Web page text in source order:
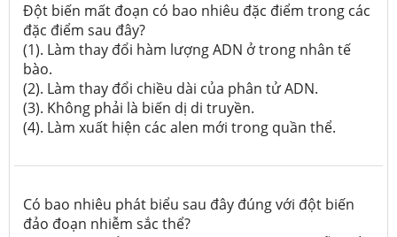
Đột biến mất đoạn có bao nhiêu đặc điểm trong các
đặc điểm sau đây?
(1). Làm thay đổi hàm lượng ADN ở trong nhân tế
bào.
(2). Làm thay đổi chiều dài của phân tử ADN.
(3). Không phải là biến dị di truyền.
(4). Làm xuất hiện các alen mới trong quần thể.
Có bao nhiêu phát biểu sau đây đúng với đột biến
đảo đoạn nhiễm sắc thể?